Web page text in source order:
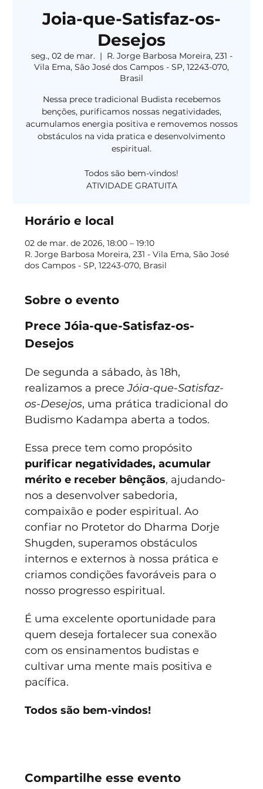
Joia-que-Satisfaz-os-
Desejos
seg., 02 de mar.
  |
R. Jorge Barbosa Moreira, 231 -
Vila Ema, São José dos Campos - SP, 12243-070,
Brasil
Nessa prece tradicional Budista recebemos
benções, purificamos nossas negatividades,
acumulamos energia positiva e removemos nossos
obstáculos na vida pratica e desenvolvimento
espiritual.
Todos são bem-vindos!
ATIVIDADE GRATUITA
Horário e local
02 de mar. de 2026, 18:00 – 19:10
R. Jorge Barbosa Moreira, 231 - Vila Ema, São José
dos Campos - SP, 12243-070, Brasil
Sobre o evento
Prece Jóia-que-Satisfaz-os-
Desejos
De segunda a sábado, às 18h,
realizamos a prece Jóia-que-Satisfaz-
os-Desejos, uma prática tradicional do
Budismo Kadampa aberta a todos.
Essa prece tem como propósito
purificar negatividades, acumular
mérito e receber bênçãos, ajudando-
nos a desenvolver sabedoria,
compaixão e poder espiritual. Ao
confiar no Protetor do Dharma Dorje
Shugden, superamos obstáculos
internos e externos à nossa prática e
criamos condições favoráveis para o
nosso progresso espiritual.
É uma excelente oportunidade para
quem deseja fortalecer sua conexão
com os ensinamentos budistas e
cultivar uma mente mais positiva e
pacífica.
Todos são bem-vindos!
Compartilhe esse evento